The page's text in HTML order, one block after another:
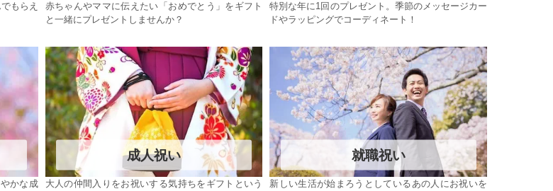
もらえ
赤ちゃんやママに伝えたい「おめでとう」をギフト
と一緒にプレゼントしませんか？
特別な年に1回のプレゼント。季節のメッセージカー
ドやラッピングでコーディネート！
かな成
成人祝い
大人の仲間入りをお祝いする気持ちをギフトという
就職祝い
新しい生活が始まろうとしているあの人にお祝いを